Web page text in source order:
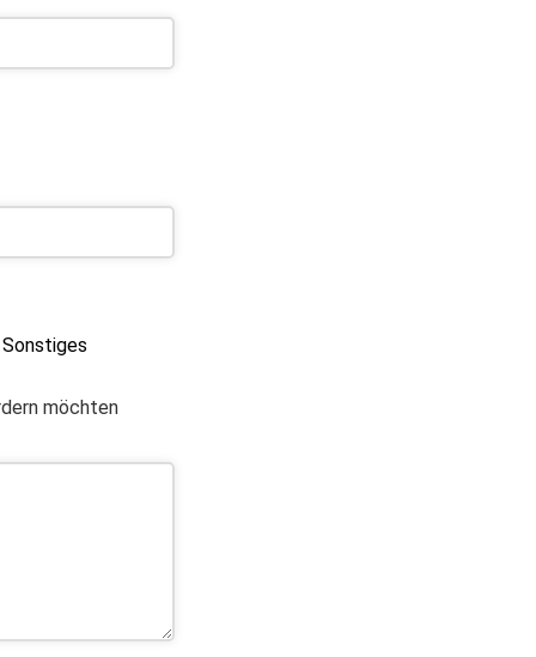
Sonstiges
möchten